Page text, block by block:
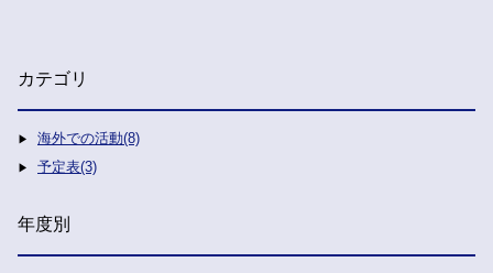
カテゴリ
海外での活動(8)
予定表(3)
年度別